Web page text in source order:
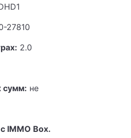
27810
2.0
сумм: не
IMMO Box.